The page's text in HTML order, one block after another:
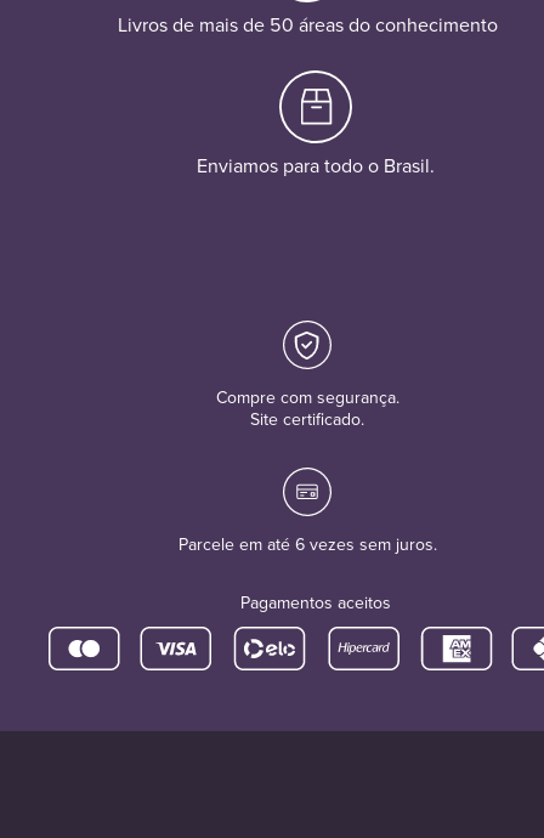
Livros de mais de 50 áreas do conhecimento
Enviamos para todo o Brasil.
Compre com segurança.
Site certificado.
Parcele em até 6 vezes sem juros.
Pagamentos aceitos